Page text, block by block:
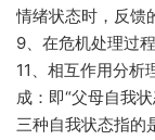
情绪状态时，反馈
9、在危机处理过
11、相互作用分析
成：即“父母自我
三种自我状态指的